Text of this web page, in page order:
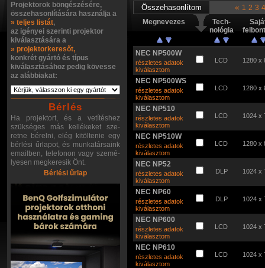
Projektorok böngészésére,
összehasonlítására használja a
» teljes listát,
az igényei szerinti projektor
kiválasztására a
» projektorkeresőt,
konkrét gyártó és típus
kiválasztásához pedig kövesse
az alábbiakat:
Bérlés
Ha projektort, és a vetítéshez
szükséges más kellékeket sze-
retne bérelni, elég kitöltenie egy
bérlési űrlapot, és munkatársaink
emailben, telefonon vagy szemé-
lyesen megkeresik Önt.
Bérlési űrlap
« 1 2 3 4
Megnevezes
Tech-
nológia
NEC NP500W
részletes adatok
kiválasztom
LCD 1280 x
NEC NP500WS
részletes adatok
kiválasztom
LCD 1280 x
NEC NP510
részletes adatok
kiválasztom
LCD 1024 x
NEC NP510W
részletes adatok
kiválasztom
LCD 1280 x
NEC NP52
részletes adatok
kiválasztom
DLP 1024 x
NEC NP60
részletes adatok
kiválasztom
DLP 1024 x
NEC NP600
részletes adatok
kiválasztom
LCD 1024 x
NEC NP610
részletes adatok
kiválasztom
LCD 1024 x